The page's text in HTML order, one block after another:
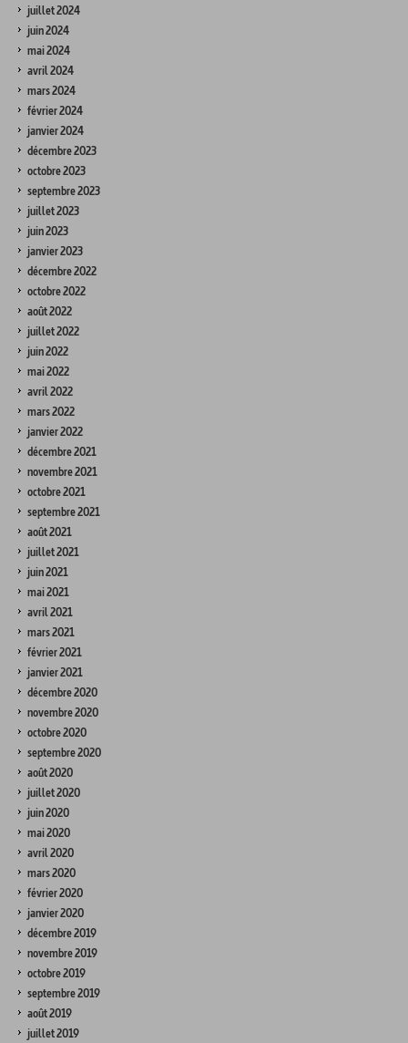
juillet 2024
juin 2024
mai 2024
avril 2024
mars 2024
février 2024
janvier 2024
décembre 2023
octobre 2023
septembre 2023
juillet 2023
juin 2023
janvier 2023
décembre 2022
octobre 2022
août 2022
juillet 2022
juin 2022
mai 2022
avril 2022
mars 2022
janvier 2022
décembre 2021
novembre 2021
octobre 2021
septembre 2021
août 2021
juillet 2021
juin 2021
mai 2021
avril 2021
mars 2021
février 2021
janvier 2021
décembre 2020
novembre 2020
octobre 2020
septembre 2020
août 2020
juillet 2020
juin 2020
mai 2020
avril 2020
mars 2020
février 2020
janvier 2020
décembre 2019
novembre 2019
octobre 2019
septembre 2019
août 2019
juillet 2019